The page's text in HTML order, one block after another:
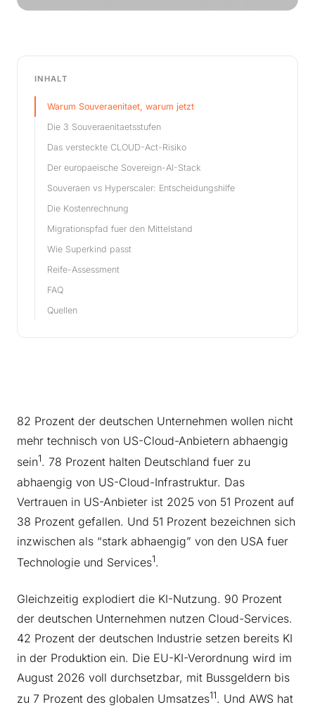
INHALT
Warum Souveraenitaet, warum jetzt
Die 3 Souveraenitaetsstufen
Das versteckte CLOUD-Act-Risiko
Der europaeische Sovereign-AI-Stack
Souveraen vs Hyperscaler: Entscheidungshilfe
Die Kostenrechnung
Migrationspfad fuer den Mittelstand
Wie Superkind passt
Reife-Assessment
FAQ
Quellen
82 Prozent der deutschen Unternehmen wollen nicht
mehr technisch von US-Cloud-Anbietern abhaengig
sein1. 78 Prozent halten Deutschland fuer zu
abhaengig von US-Cloud-Infrastruktur. Das
Vertrauen in US-Anbieter ist 2025 von 51 Prozent auf
38 Prozent gefallen. Und 51 Prozent bezeichnen sich
inzwischen als “stark abhaengig” von den USA fuer
Technologie und Services1.
Gleichzeitig explodiert die KI-Nutzung. 90 Prozent
der deutschen Unternehmen nutzen Cloud-Services.
42 Prozent der deutschen Industrie setzen bereits KI
in der Produktion ein. Die EU-KI-Verordnung wird im
August 2026 voll durchsetzbar, mit Bussgeldern bis
zu 7 Prozent des globalen Umsatzes11. Und AWS hat